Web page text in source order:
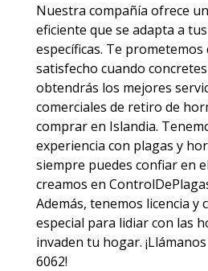
Nuestra compañía ofrece
eficiente que se adapta a
específicas. Te prometemos
satisfecho cuando
obtendrás los mejores
comerciales de retiro de
comprar en Islandia.
experiencia con plagas y
siempre puedes confiar en
creamos en
Además, tenemos licencia y
especial para lidiar con las
invaden tu hogar.
6062!